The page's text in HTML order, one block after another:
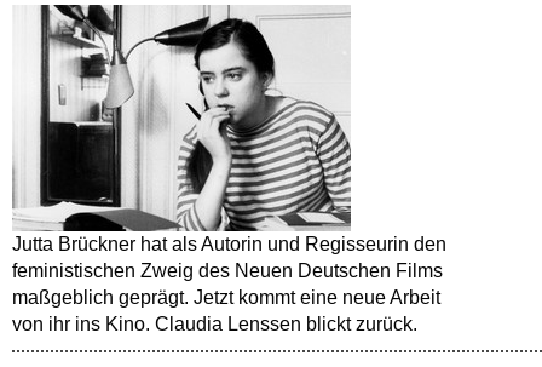
Jutta Brückner hat als Autorin und Regisseurin den
feministischen Zweig des Neuen Deutschen Films
maßgeblich geprägt. Jetzt kommt eine neue Arbeit
von ihr ins Kino. Claudia Lenssen blickt zurück.